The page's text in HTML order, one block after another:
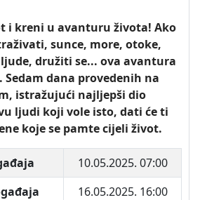
i kreni u avanturu života! Ako
sunce, more, otoke,
družiti se... ova avantura
Sedam dana provedenih na
istražujući najljepši dio
ljudi koji vole isto, dati će ti
koje se pamte cijeli život.
10.05.2025. 07:00
16.05.2025. 16:00